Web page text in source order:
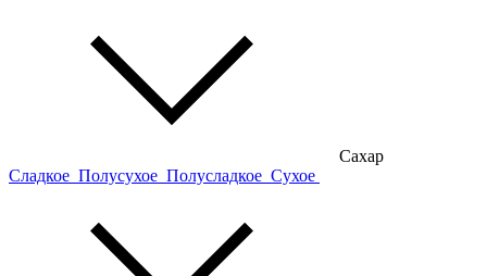
Сахар
Сладкое Полусухое Полусладкое Сухое